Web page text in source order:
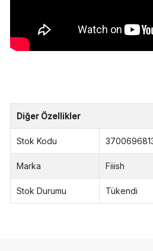
Diğer Özellikler
Stok Kodu
Marka Fiiish
Stok Durumu Tükendi